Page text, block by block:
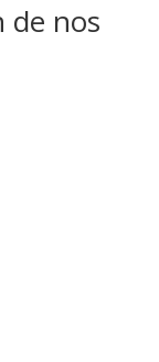
de nos